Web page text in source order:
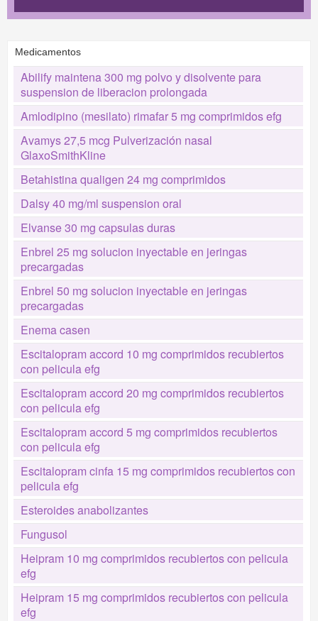
Medicamentos
Abilify maintena 300 mg polvo y disolvente para
suspension de liberacion prolongada
Amlodipino (mesilato) rimafar 5 mg comprimidos efg
Avamys 27,5 mcg Pulverización nasal
GlaxoSmithKline
Betahistina qualigen 24 mg comprimidos
Dalsy 40 mg/ml suspension oral
Elvanse 30 mg capsulas duras
Enbrel 25 mg solucion inyectable en jeringas
precargadas
Enbrel 50 mg solucion inyectable en jeringas
precargadas
Enema casen
Escitalopram accord 10 mg comprimidos recubiertos
con pelicula efg
Escitalopram accord 20 mg comprimidos recubiertos
con pelicula efg
Escitalopram accord 5 mg comprimidos recubiertos
con pelicula efg
Escitalopram cinfa 15 mg comprimidos recubiertos con
pelicula efg
Esteroides anabolizantes
Fungusol
Heipram 10 mg comprimidos recubiertos con pelicula
efg
Heipram 15 mg comprimidos recubiertos con pelicula
efg